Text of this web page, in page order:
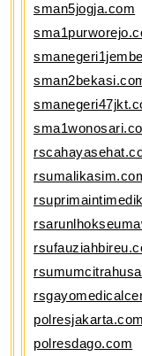
sman5jogja.com
polresjakarta.com
polresdago.com